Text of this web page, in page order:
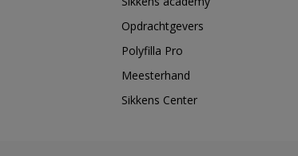
Opdrachtgevers
Polyfilla Pro
Meesterhand
Sikkens Center